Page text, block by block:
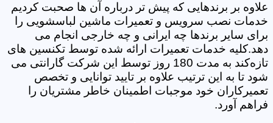
علاوه بر برندهایی که پیش تر درباره آن ها صحبت کردیم
خدمات نصب سرویس و تعمیرات ماشین لباسشویی را
برای سایر برندها چه ایرانی و چه خارجی انجام می
دهد.کلیه خدمات تعمیرات ارائه شده توسط تکنسین های
تازه‌کند به مدت 180 روز توسط این شرکت گارانتی می
شود تا به این ترتیب علاوه بر تایید توانایی و تخصص
تعمیرکاران خود موجبات اطمینان خاطر مشتریان را
فراهم آورد.